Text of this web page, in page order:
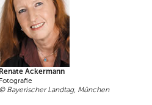
Ackermann
Bayerischer Landtag, München